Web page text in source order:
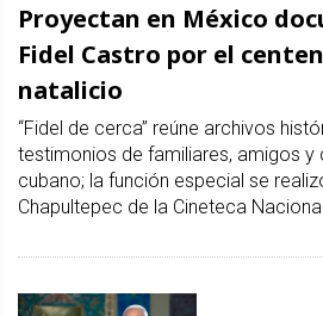
Proyectan en México
Fidel Castro por el
natalicio
“Fidel de cerca” reúne archivos
testimonios de familiares, amigos
cubano; la función especial se
Chapultepec de la Cineteca